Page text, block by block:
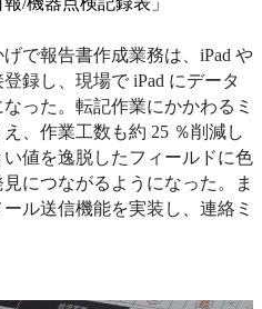
で報告書作成業務は、iPad や
録し、現場で iPad にデータ
った。転記作業にかかわるミ
、作業工数も約 25 ％削減し
値を逸脱したフィールドに色
につながるようになった。ま
ル送信機能を実装し、連絡ミ